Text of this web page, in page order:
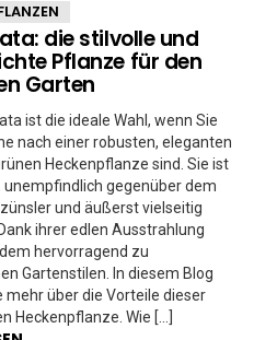
die stilvolle und
Pflanze für den
Garten
ist die ideale Wahl, wenn Sie
nach einer robusten, eleganten
Heckenpflanze sind. Sie ist
unempfindlich gegenüber dem
und äußerst vielseitig
ihrer edlen Ausstrahlung
hervorragend zu
Gartenstilen. In diesem Blog
mehr über die Vorteile dieser
Heckenpflanze. Wie […]